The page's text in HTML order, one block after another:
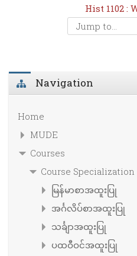
Hist 1102 :
Navigation
Home
MUDE
Courses
Course Specialization
မြန်မာစာအထူးပြု
အင်္ဂလိပ်စာအထူးပြု
သင်္ချာအထူးပြု
ပထဝီဝင်အထူးပြု